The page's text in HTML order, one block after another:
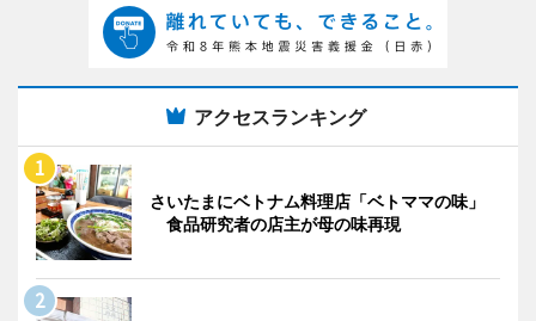
アクセスランキング
さいたまにベトナム料理店「ベトママの味」
食品研究者の店主が母の味再現